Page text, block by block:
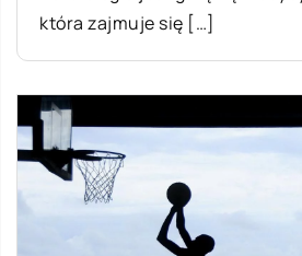
która zajmuje się […]